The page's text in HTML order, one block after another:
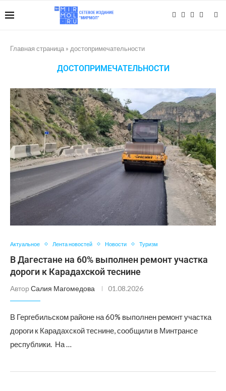
Главная страница » достопримечательности
ДОСТОПРИМЕЧАТЕЛЬНОСТИ
Актуальное Лента новостей Новости Туризм
В Дагестане на 60% выполнен ремонт участка
дороги к Карадахской теснине
Автор Салия Магомедова 01.08.2026
В Гергебильском районе на 60% выполнен ремонт участка
дороги к Карадахской теснине, сообщили в Минтрансе
республики. На …